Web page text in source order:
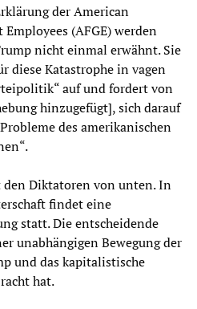
der American
(AFGE) werden
nicht einmal erwähnt. Sie
diese Katastrophe in vagen
auf und fordert von
hinzugefügt], sich darauf
des amerikanischen
Diktatoren von unten. In
findet eine
statt. Die entscheidende
unabhängigen Bewegung der
und das kapitalistische
hat.